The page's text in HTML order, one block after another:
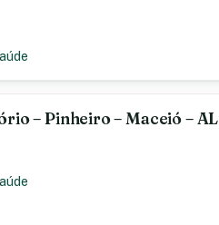
– Pinheiro – Maceió – AL